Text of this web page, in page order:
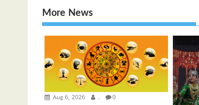
More News
Aug 6, 2026 . 0